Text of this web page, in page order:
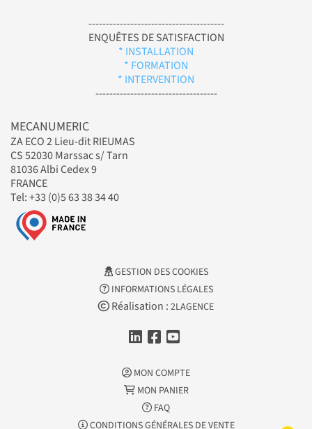
---------------------------------------
ENQUÊTES DE SATISFACTION
* INSTALLATION
* FORMATION
* INTERVENTION
-----------------------------------
MECANUMERIC
ZA ECO 2 Lieu-dit RIEUMAS
CS 52030 Marssac s/ Tarn
81036 Albi Cedex 9
FRANCE
Tel: +33 (0)5 63 38 34 40
GESTION DES COOKIES
INFORMATIONS LÉGALES
Réalisation : 2LAGENCE
MON COMPTE
MON PANIER
FAQ
CONDITIONS GÉNÉRALES DE VENTE